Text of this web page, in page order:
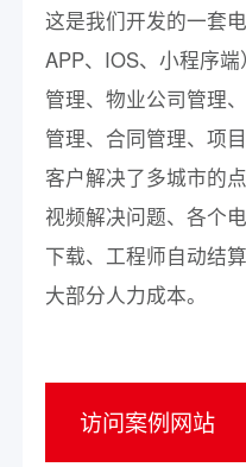
这是我们开发的一套
APP、IOS、小程序
管理、物业公司管理
管理、合同管理、项
客户解决了多城市的
视频解决问题、各个
下载、工程师自动结
大部分人力成本。
访问案例网站